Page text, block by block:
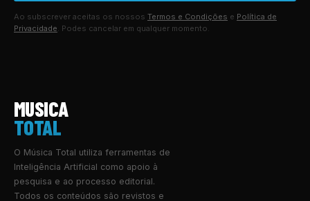
Ao subscrever aceitas os nossos Termos e Condições e Política de
Privacidade . Podes cancelar em qualquer momento.
MUSICA
TOTAL
O Música Total utiliza ferramentas de
Inteligência Artificial como apoio à
pesquisa e ao processo editorial.
Todos os conteúdos são revistos e